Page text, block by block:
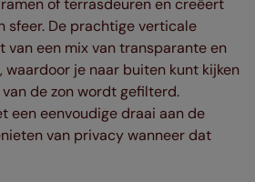
of terrasdeuren en creëert
sfeer. De prachtige verticale
van een mix van transparante en
je naar buiten kunt kijken
de zon wordt gefilterd.
een eenvoudige draai aan de
van privacy wanneer dat